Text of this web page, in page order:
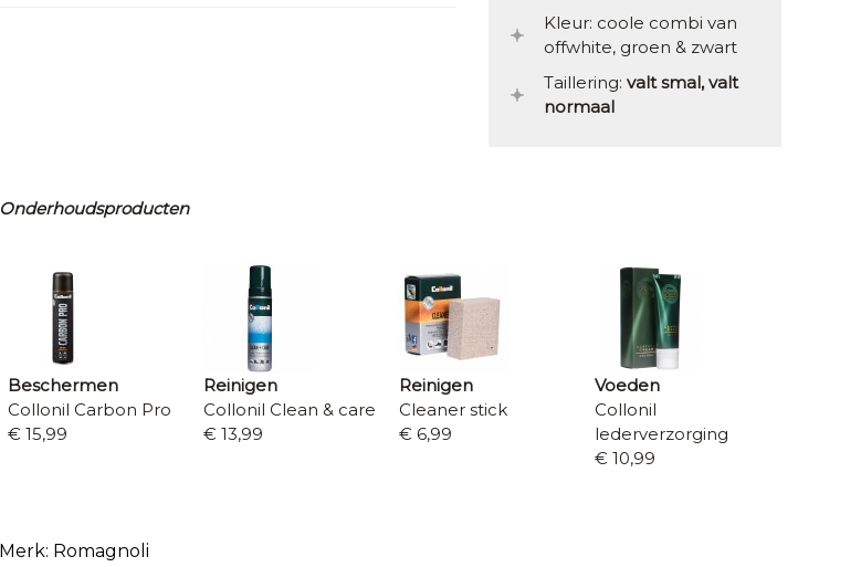
Kleur: coole combi van
offwhite, groen & zwart
Taillering: valt smal, valt
normaal
Onderhoudsproducten
Beschermen
Collonil Carbon Pro
€ 15,99
Reinigen
Collonil Clean & care
€ 13,99
Reinigen
Cleaner stick
€ 6,99
Voeden
Collonil
lederverzorging
€ 10,99
Merk: Romagnoli